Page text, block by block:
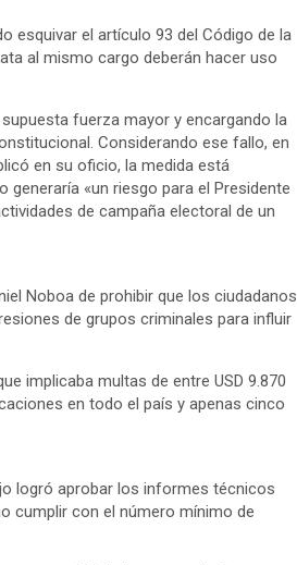
esquivar el artículo 93 del Código de la
al mismo cargo deberán hacer uso
fuerza mayor y encargando la
Considerando ese fallo, en
en su oficio, la medida está
generaría «un riesgo para el Presidente
de campaña electoral de un
Noboa de prohibir que los ciudadanos
de grupos criminales para influir
implicaba multas de entre USD 9.870
en todo el país y apenas cinco
logró aprobar los informes técnicos
cumplir con el número mínimo de